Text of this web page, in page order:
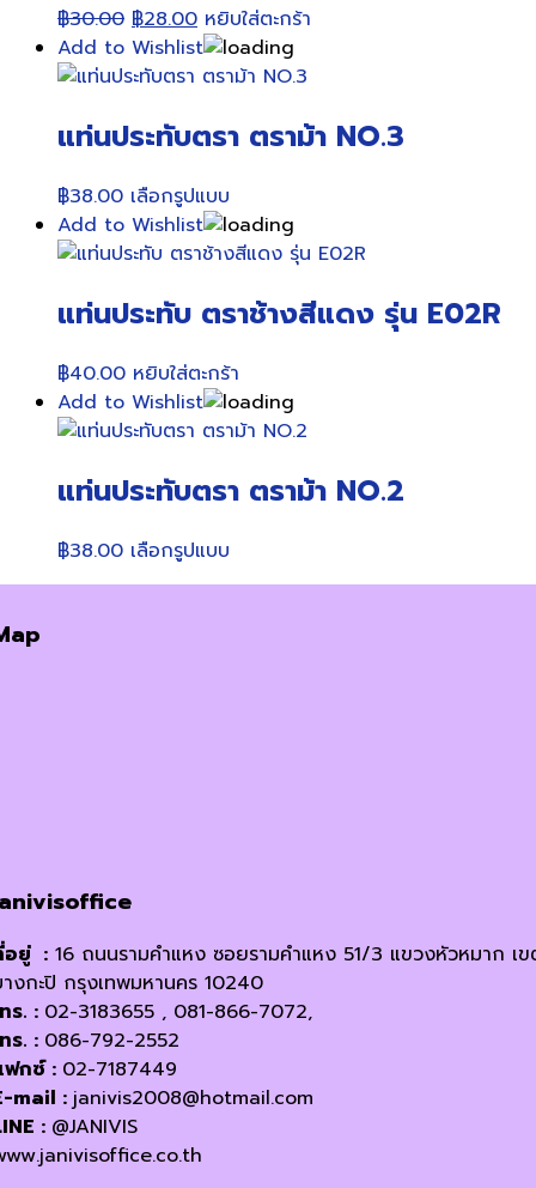
฿30.00 Original
price
was:
฿28.00Current
price
is:
หยิบใส่ตะกร้า
Add to Wishlist
แท่นประทับตรา ตราม้า NO.3
฿38.00 เลือกรูปแบบ
product
has
variants.
options
may
be
on
Add to Wishlist
แท่นประทับ ตราช้างสีแดง รุ่น E02R
฿40.00 หยิบใส่ตะกร้า
Add to Wishlist
แท่นประทับตรา ตราม้า NO.2
฿38.00 เลือกรูปแบบ
product
อยู่ : 16 ถนนรามคำแหง ซอยรามคำแหง 51/3 แขวงหัวหมาก เ
งกะปิ กรุงเทพมหานคร 10240
ร. : 02-3183655 , 081-866-7072,
ร. : 086-792-2552
กซ์ : 02-7187449
mail : janivis2008@hotmail.com
: @JANIVIS